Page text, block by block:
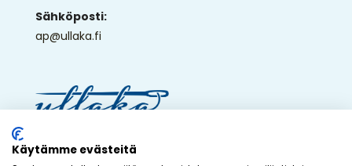
Sähköposti:
ap@ullaka.fi
Käytämme evästeitä